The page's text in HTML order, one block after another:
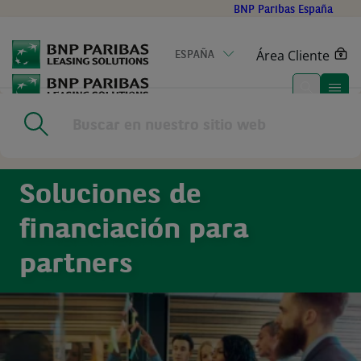
main
content
BNP Paribas España
ESPAÑA Área Cliente
Home
Soluciones de
financiación para
partners